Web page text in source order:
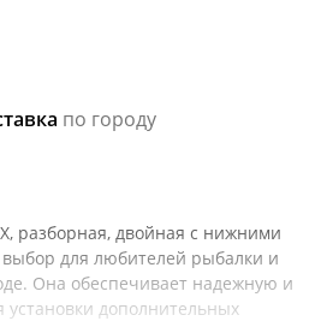
по городу
разборная, двойная с нижними
для любителей рыбалки и
Она обеспечивает надежную и
дополнительных